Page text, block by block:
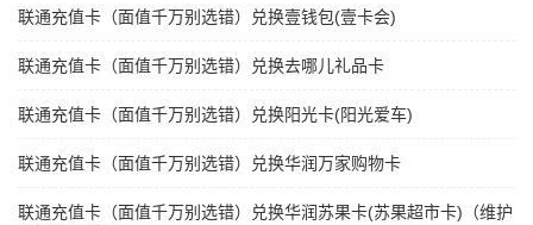
联通充值卡（面值千万别选错）兑换壹钱包(壹卡会)
联通充值卡（面值千万别选错）兑换去哪儿礼品卡
联通充值卡（面值千万别选错）兑换阳光卡(阳光爱车)
联通充值卡（面值千万别选错）兑换华润万家购物卡
联通充值卡（面值千万别选错）兑换华润苏果卡(苏果超市卡)（维护